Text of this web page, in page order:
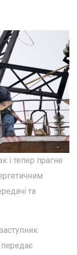
і тепер прагне
та
передає